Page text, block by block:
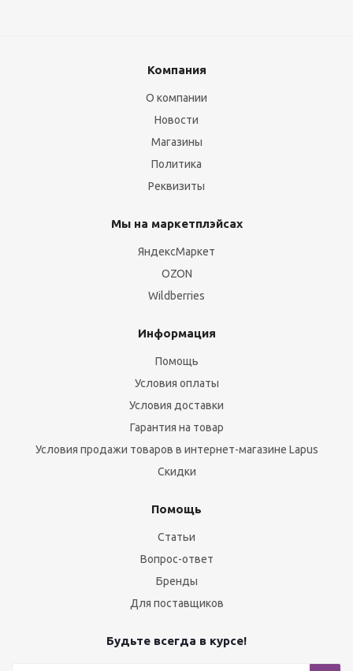
Компания
О компании
Новости
Магазины
Политика
Реквизиты
Мы на маркетплэйсах
ЯндексМаркет
OZON
Wildberries
Информация
Помощь
Условия оплаты
Условия доставки
Гарантия на товар
Условия продажи товаров в интернет-магазине Lapus
Скидки
Помощь
Статьи
Вопрос-ответ
Бренды
Для поставщиков
Будьте всегда в курсе!